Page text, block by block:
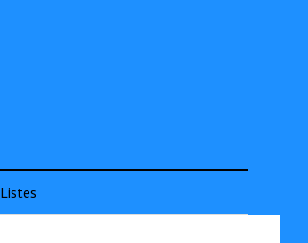
Listes